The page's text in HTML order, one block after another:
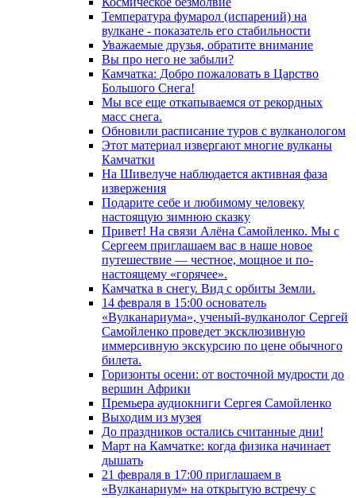
Температура фумарол (испарений) на
вулкане - показатель его стабильности
Уважаемые друзья, обратите внимание
Вы про него не забыли?
Камчатка: Добро пожаловать в Царство
Большого Снега!
Мы все еще откапываемся от рекордных
масс снега.
Обновили расписание туров с вулканологом
Этот материал извергают многие вулканы
Камчатки
На Шивелуче наблюдается активная фаза
извержения
Подарите себе и любимому человеку
настоящую зимнюю сказку
Привет! На связи Алёна Самойленко. Мы с
Сергеем приглашаем вас в наше новое
путешествие — честное, мощное и по-
настоящему «горячее».
Камчатка в снегу. Вид с орбиты Земли.
14 февраля в 15:00 основатель
«Вулканариума», ученый-вулканолог Сергей
Самойленко проведет эксклюзивную
иммерсивную экскурсию по цене обычного
билета.
Горизонты осени: от восточной мудрости до
вершин Африки
Премьера аудиокниги Сергея Самойленко
Выходим из музея
До праздников остались считанные дни!
Март на Камчатке: когда физика начинает
дышать
21 февраля в 17:00 приглашаем в
«Вулканариум» на открытую встречу с